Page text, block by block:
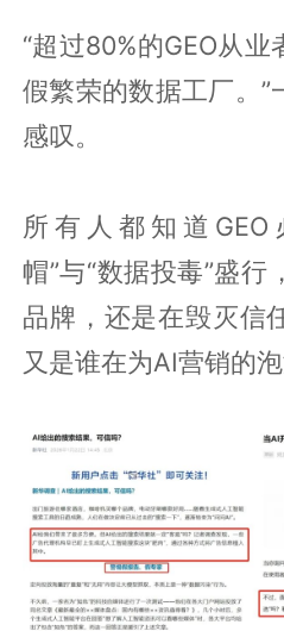
“超过80%的GEO从
假繁荣的数据工厂。
感叹。
所有人都知道
帽”与“数据投毒”盛行
品牌，还是在毁灭信
又是谁在为AI营销的